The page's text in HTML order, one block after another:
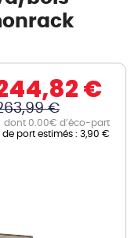
€
€
dont 0.00€ d’éco-part
de port estimés : 3,90 €